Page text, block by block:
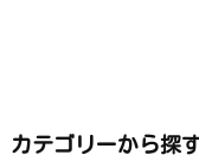
カテゴリーから探